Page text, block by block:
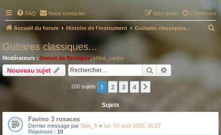
FAQ Nous contacter Connexion
Inscription
Accueil du forum Histoire de l'instrument Guitares classiques...
Guitares classiques...
Modérateurs : Benoit de Bretagne,chloé carlos
Nouveau sujet Rechercher
200 sujets 1 2 3 4
Sujets
Favino 3 rosaces
Dernier message par Stan_fr « lun. 03 août 2026, 16:27
Réponses : 10